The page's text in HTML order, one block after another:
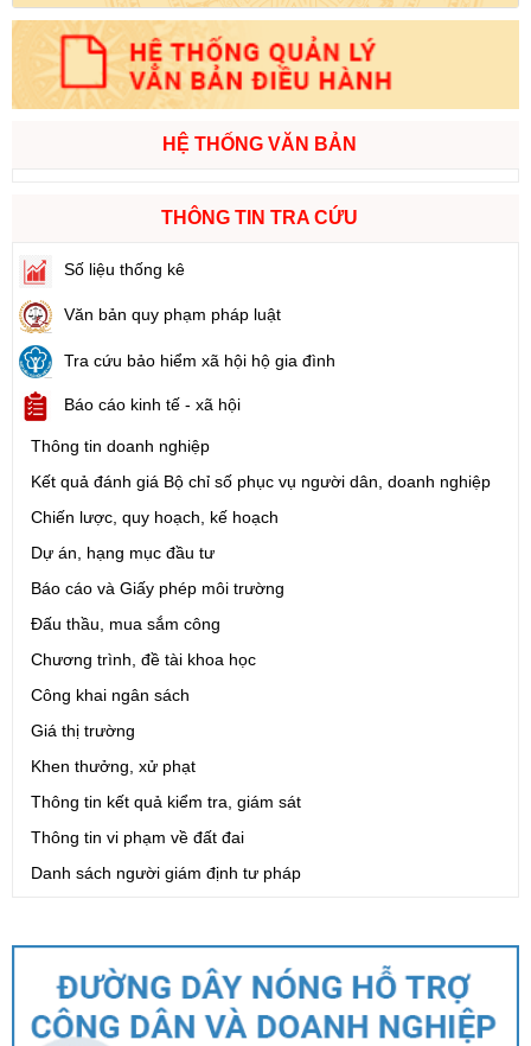
HỆ THỐNG VĂN BẢN
THÔNG TIN TRA CỨU
Số liệu thống kê
Văn bản quy phạm pháp luật
Tra cứu bảo hiểm xã hội hộ gia đình
Báo cáo kinh tế - xã hội
Thông tin doanh nghiệp
Kết quả đánh giá Bộ chỉ số phục vụ người dân, doanh nghiệp
Chiến lược, quy hoạch, kế hoạch
Dự án, hạng mục đầu tư
Báo cáo và Giấy phép môi trường
Đấu thầu, mua sắm công
Chương trình, đề tài khoa học
Công khai ngân sách
Giá thị trường
Khen thưởng, xử phạt
Thông tin kết quả kiểm tra, giám sát
Thông tin vi phạm về đất đai
Danh sách người giám định tư pháp